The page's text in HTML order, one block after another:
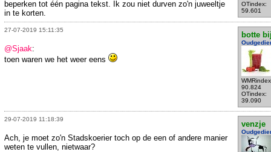
OTindex:
59.601
beperken tot één pagina tekst. Ik zou niet durven zo'n juweeltje
in te korten.
27-07-2019 15:11:35
botte
90.824
OTindex:
39.090
@Sjaak:
toen waren we het weer eens
29-07-2019 11:18:39
venzje
Ach, je moet zo'n Stadskoerier toch op de een of andere manier
weten te vullen, nietwaar?